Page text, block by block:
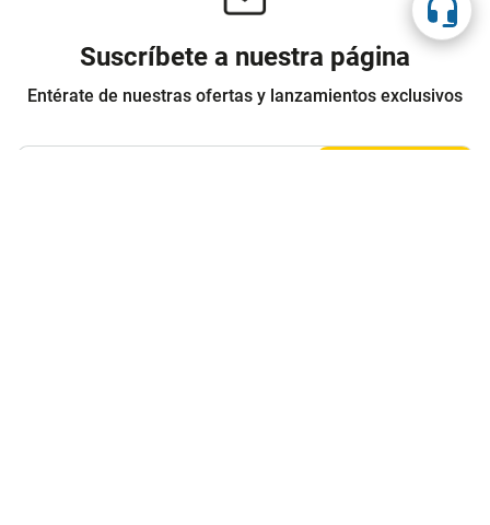
Suscríbete a nuestra página
Entérate de nuestras ofertas y lanzamientos exclusivos